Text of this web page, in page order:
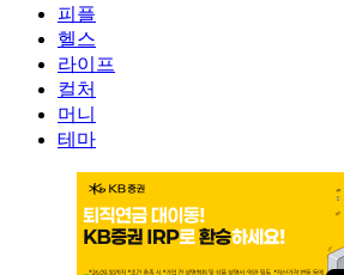
피플
헬스
라이프
컬처
머니
테마